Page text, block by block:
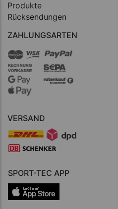
Produkte
Rücksendungen
ZAHLUNGSARTEN
VERSAND
SPORT-TEC APP